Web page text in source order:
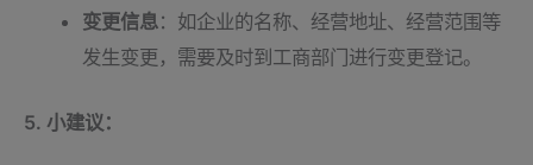
变更信息：如企业的名称、经营地址、经营范围等
发生变更，需要及时到工商部门进行变更登记。
5. 小建议：